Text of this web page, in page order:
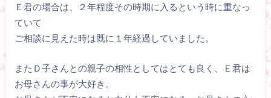
Ｅ君の場合は、２年程度その時期に入るという時に重なっ
ていて
ご相談に見えた時は既に１年経過していました。
またＤ子さんとの親子の相性としてはとても良く、Ｅ君は
お母さんの事が大好き。